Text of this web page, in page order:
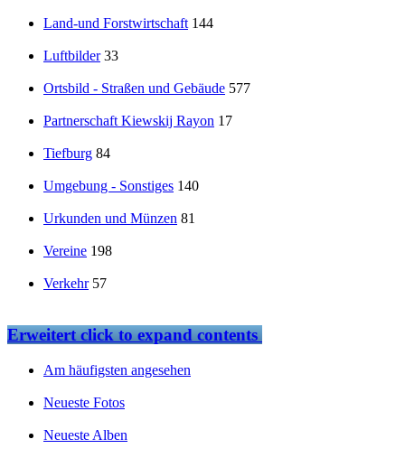
Land-und Forstwirtschaft 144
Luftbilder 33
Ortsbild - Straßen und Gebäude 577
Partnerschaft Kiewskij Rayon 17
Tiefburg 84
Umgebung - Sonstiges 140
Urkunden und Münzen 81
Vereine 198
Verkehr 57
Erweitertclick to expand contents
Am häufigsten angesehen
Neueste Fotos
Neueste Alben